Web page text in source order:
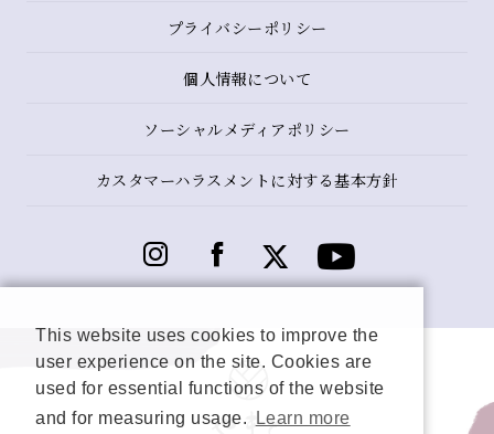
プライバシーポリシー
個人情報について
ソーシャルメディアポリシー
カスタマーハラスメントに対する基本方針
This website uses cookies to improve the
user experience on the site. Cookies are
used for essential functions of the website
and for measuring usage.
Learn more